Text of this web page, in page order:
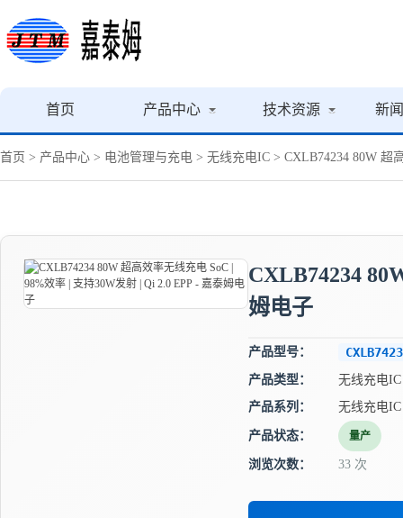
首页 产品中心 技术资源 新
首页 > 产品中心 > 电池管理与充电 > 无线充电IC > CXLB74234 80W 超
CXLB74234
姆电子
产品型号：
产品类型：
无线充电IC
产品系列：
无线充电
产品状态： 量产
浏览次数： 33 次